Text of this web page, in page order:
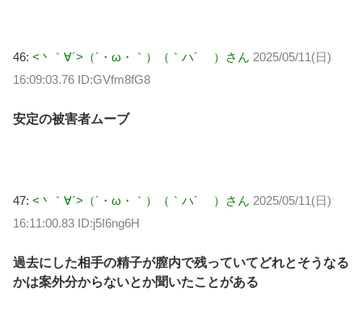
46: <丶｀∀´>（´・ω・｀）（｀ハ´ ）さん 2025/05/11(日)
16:09:03.76 ID:GVfm8fG8
安定の被害者ムーブ
47: <丶｀∀´>（´・ω・｀）（｀ハ´ ）さん 2025/05/11(日)
16:11:00.83 ID:j5I6ng6H
過去にした相手の精子が膣内で残っていてどれとそうなる
かは案外分からないとか聞いたことがある